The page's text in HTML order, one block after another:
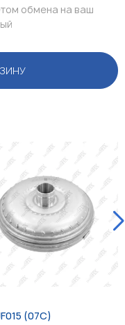
обмена на ваш
(07C)